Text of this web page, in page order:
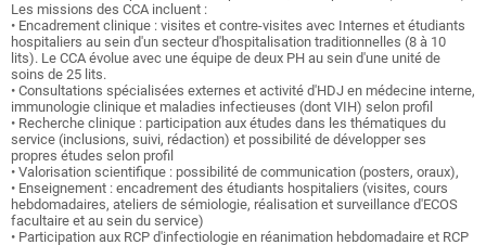
Les missions des CCA incluent :
• Encadrement clinique : visites et contre-visites avec Internes et étudiants
hospitaliers au sein d'un secteur d'hospitalisation traditionnelles (8 à 10
lits). Le CCA évolue avec une équipe de deux PH au sein d'une unité de
soins de 25 lits.
• Consultations spécialisées externes et activité d'HDJ en médecine interne,
immunologie clinique et maladies infectieuses (dont VIH) selon profil
• Recherche clinique : participation aux études dans les thématiques du
service (inclusions, suivi, rédaction) et possibilité de développer ses
propres études selon profil
• Valorisation scientifique : possibilité de communication (posters, oraux),
• Enseignement : encadrement des étudiants hospitaliers (visites, cours
hebdomadaires, ateliers de sémiologie, réalisation et surveillance d'ECOS
facultaire et au sein du service)
• Participation aux RCP d'infectiologie en réanimation hebdomadaire et RCP